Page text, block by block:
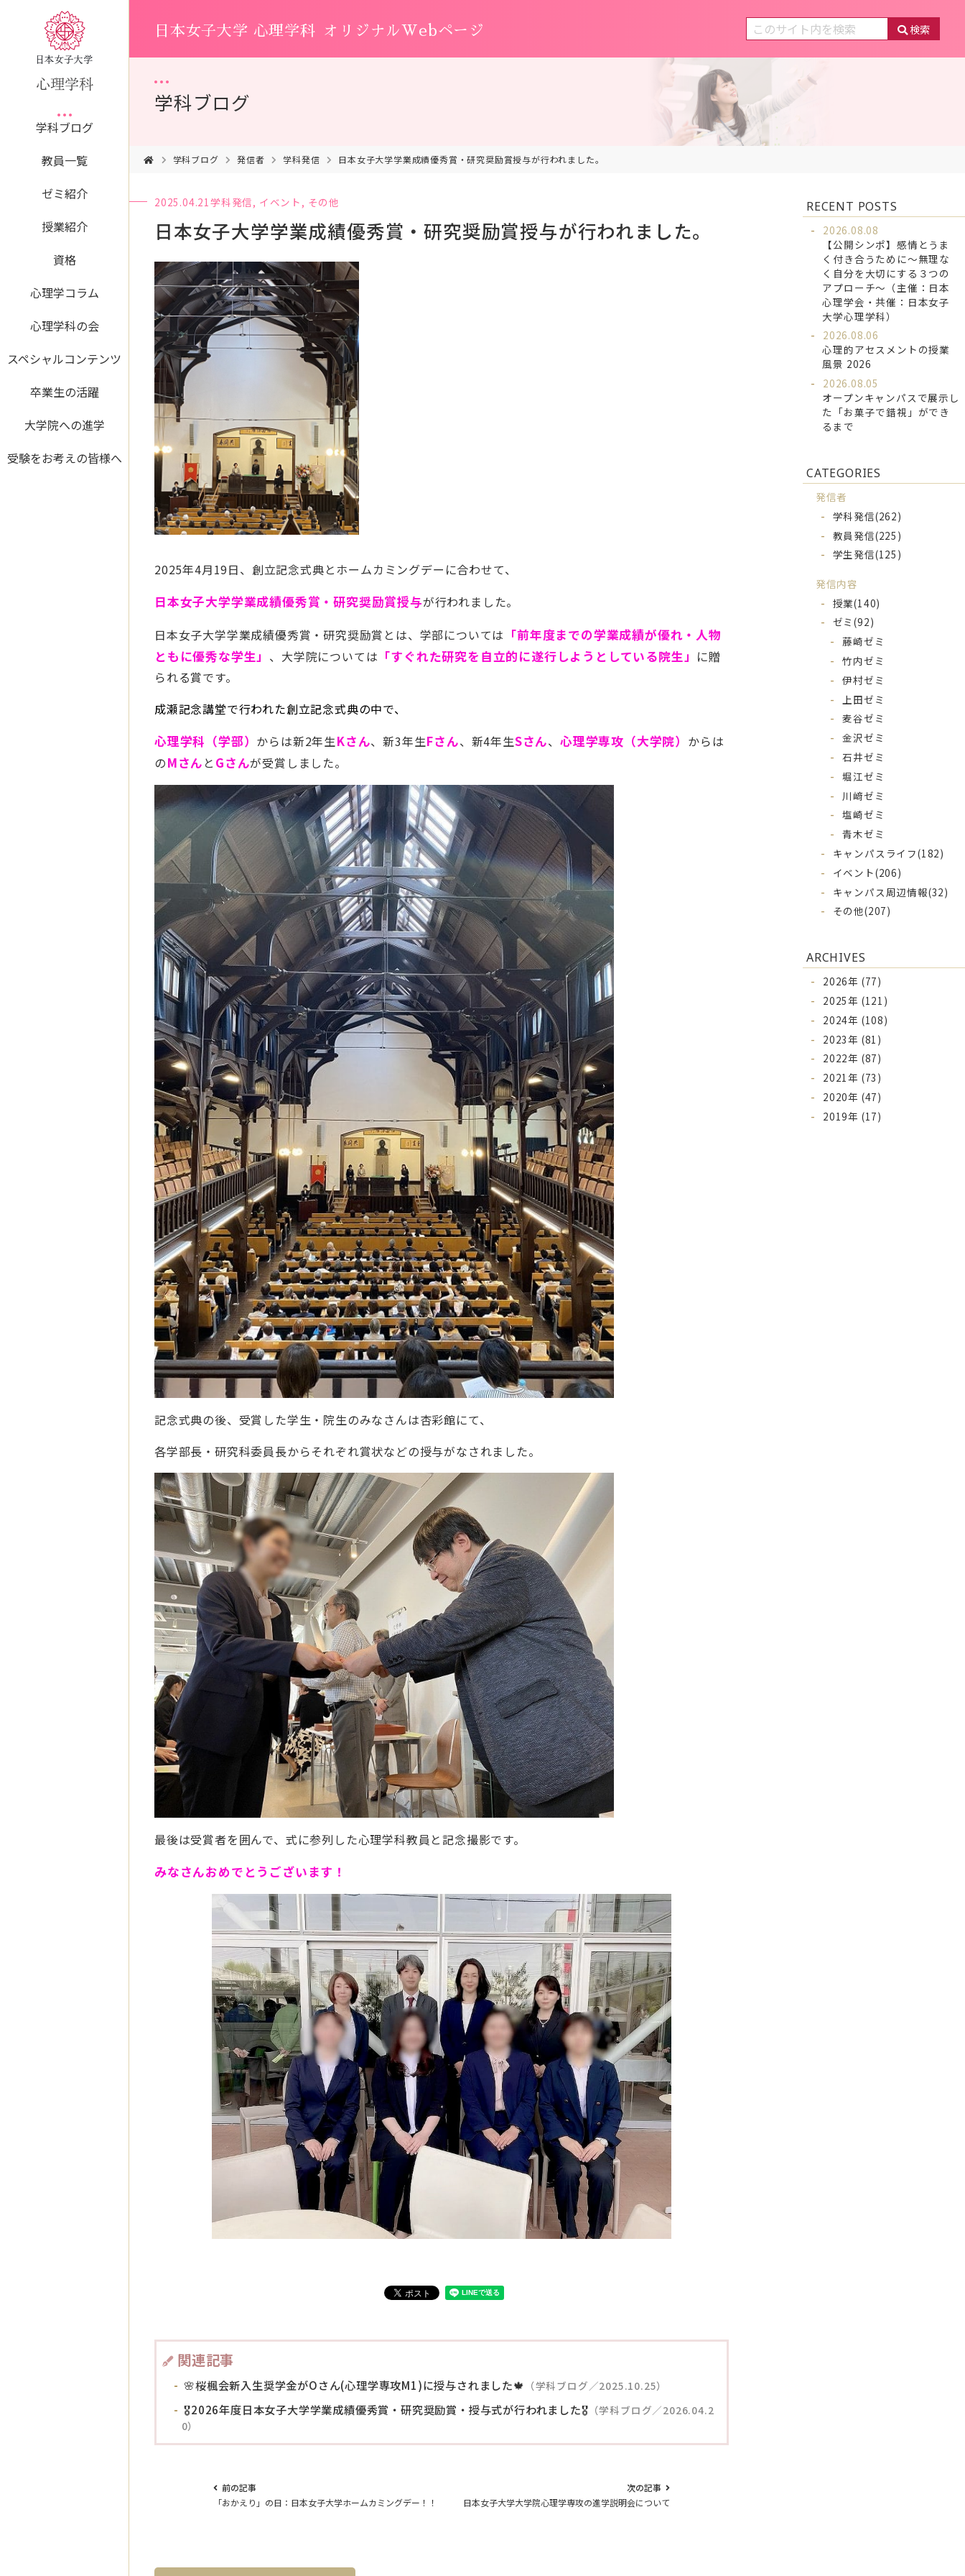
学科ブログ
教員一覧
ゼミ紹介
授業紹介
資格
心理学コラム
心理学科の会
スペシャルコンテンツ
卒業生の活躍
大学院への進学
受験をお考えの皆様へ
日本女子大学 心理学科 オリジナルWebページ 検索
学科ブログ
学科ブログ 発信者 学科発信 日本女子大学学業成績優秀賞・研究奨励賞授与が行われました。
2025.04.21 学科発信, イベント , その他
日本女子大学学業成績優秀賞・研究奨励賞授与が行われました。
2025年4月19日、創立記念式典とホームカミングデーに合わせて、
日本女子大学学業成績優秀賞・研究奨励賞授与が行われました。
日本女子大学学業成績優秀賞・研究奨励賞とは、学部については 「前年度までの学業成績が優れ・人物
ともに優秀な学生」 、大学院については 「すぐれた研究を自立的に遂行しようとしている院生」 に贈
られる賞です。
成瀬記念講堂で行われた創立記念式典の中で、
心理学科（学部） からは新2年生Kさん、新3年生Fさん、新4年生Sさん、 心理学専攻（大学院） からは
のMさん と Gさんが受賞しました。
記念式典の後、受賞した学生・院生のみなさんは杏彩館にて、
各学部長・研究科委員長からそれぞれ賞状などの授与がなされました。
最後は受賞者を囲んで、式に参列した心理学科教員と記念撮影です。
みなさんおめでとうございます！
関連記事
🌸桜楓会新入生奨学金がOさん(心理学専攻M1)に授与されました🍁 （学科ブログ／2025.10.25）
🎖️2026年度日本女子大学学業成績優秀賞・研究奨励賞・授与式が行われました🎖️ （学科ブログ／2026.04.2
0）
前の記事
「おかえり」の日：日本女子大学ホームカミングデー！！
次の記事
日本女子大学大学院心理学専攻の進学説明会について
RECENT POSTS
2026.08.08
【公開シンポ】感情とうま
く付き合うために～無理な
く自分を大切にする３つの
アプローチ～（主催：日本
心理学会・共催：日本女子
大学心理学科）
2026.08.06
心理的アセスメントの授業
風景 2026
2026.08.05
オープンキャンパスで展示し
た「お菓子で錯視」ができ
るまで
CATEGORIES
発信者
学科発信(262)
教員発信(225)
学生発信(125)
発信内容
授業(140)
ゼミ(92)
藤崎ゼミ
竹内ゼミ
伊村ゼミ
上田ゼミ
麦谷ゼミ
金沢ゼミ
石井ゼミ
堀江ゼミ
川﨑ゼミ
塩崎ゼミ
青木ゼミ
キャンパスライフ(182)
イベント(206)
キャンパス周辺情報(32)
その他(207)
ARCHIVES
2026年 (77)
2025年 (121)
2024年 (108)
2023年 (81)
2022年 (87)
2021年 (73)
2020年 (47)
2019年 (17)